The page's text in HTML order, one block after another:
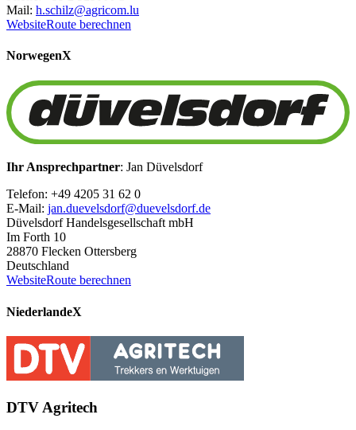
Mail: h.schilz@agricom.lu
WebsiteRoute berechnen
NorwegenX
Ihr Ansprechpartner: Jan Düvelsdorf
Telefon: +49 4205 31 62 0
E-Mail: jan.duevelsdorf@duevelsdorf.de
Düvelsdorf Handelsgesellschaft mbH
Im Forth 10
28870 Flecken Ottersberg
Deutschland
WebsiteRoute berechnen
NiederlandeX
DTV Agritech